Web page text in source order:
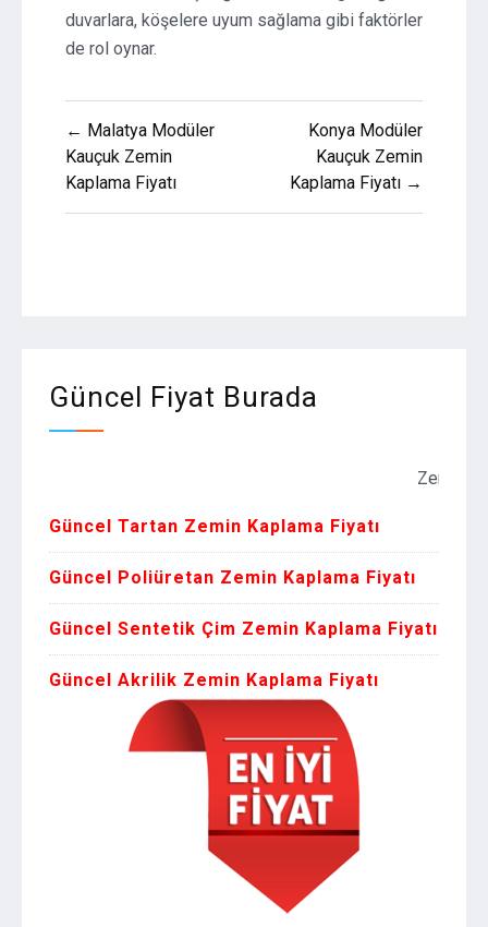
duvarlara, köşelere uyum sağlama gibi faktörler
de rol oynar.
Yazı
gezinmesi
← Malatya Modüler
Kauçuk Zemin
Kaplama Fiyatı
Konya Modüler
Kauçuk Zemin
Kaplama Fiyatı →
Güncel Fiyat Burada
Zemin
Güncel Tartan Zemin Kaplama Fiyatı
Güncel Poliüretan Zemin Kaplama Fiyatı
Güncel Sentetik Çim Zemin Kaplama Fiyatı
Güncel Akrilik Zemin Kaplama Fiyatı